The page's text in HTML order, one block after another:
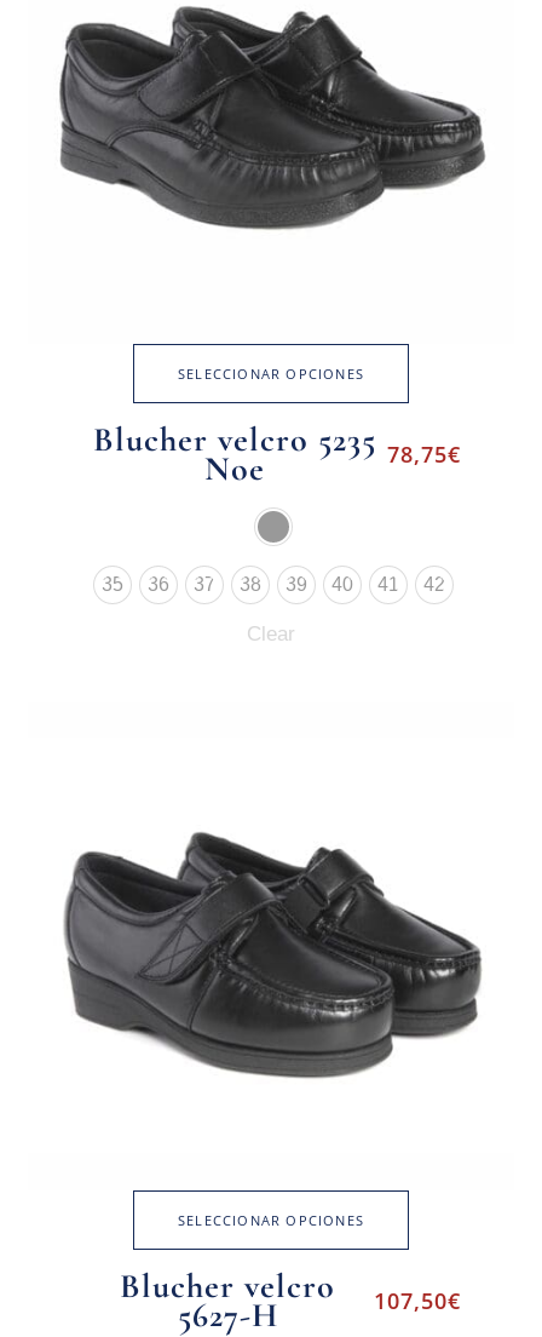
SELECCIONAR OPCIONES
Blucher velcro 5235
Noe 78,75€
35 36 37 38 39 40 41 42
Clear
SELECCIONAR OPCIONES
Blucher velcro
5627-H 107,50€